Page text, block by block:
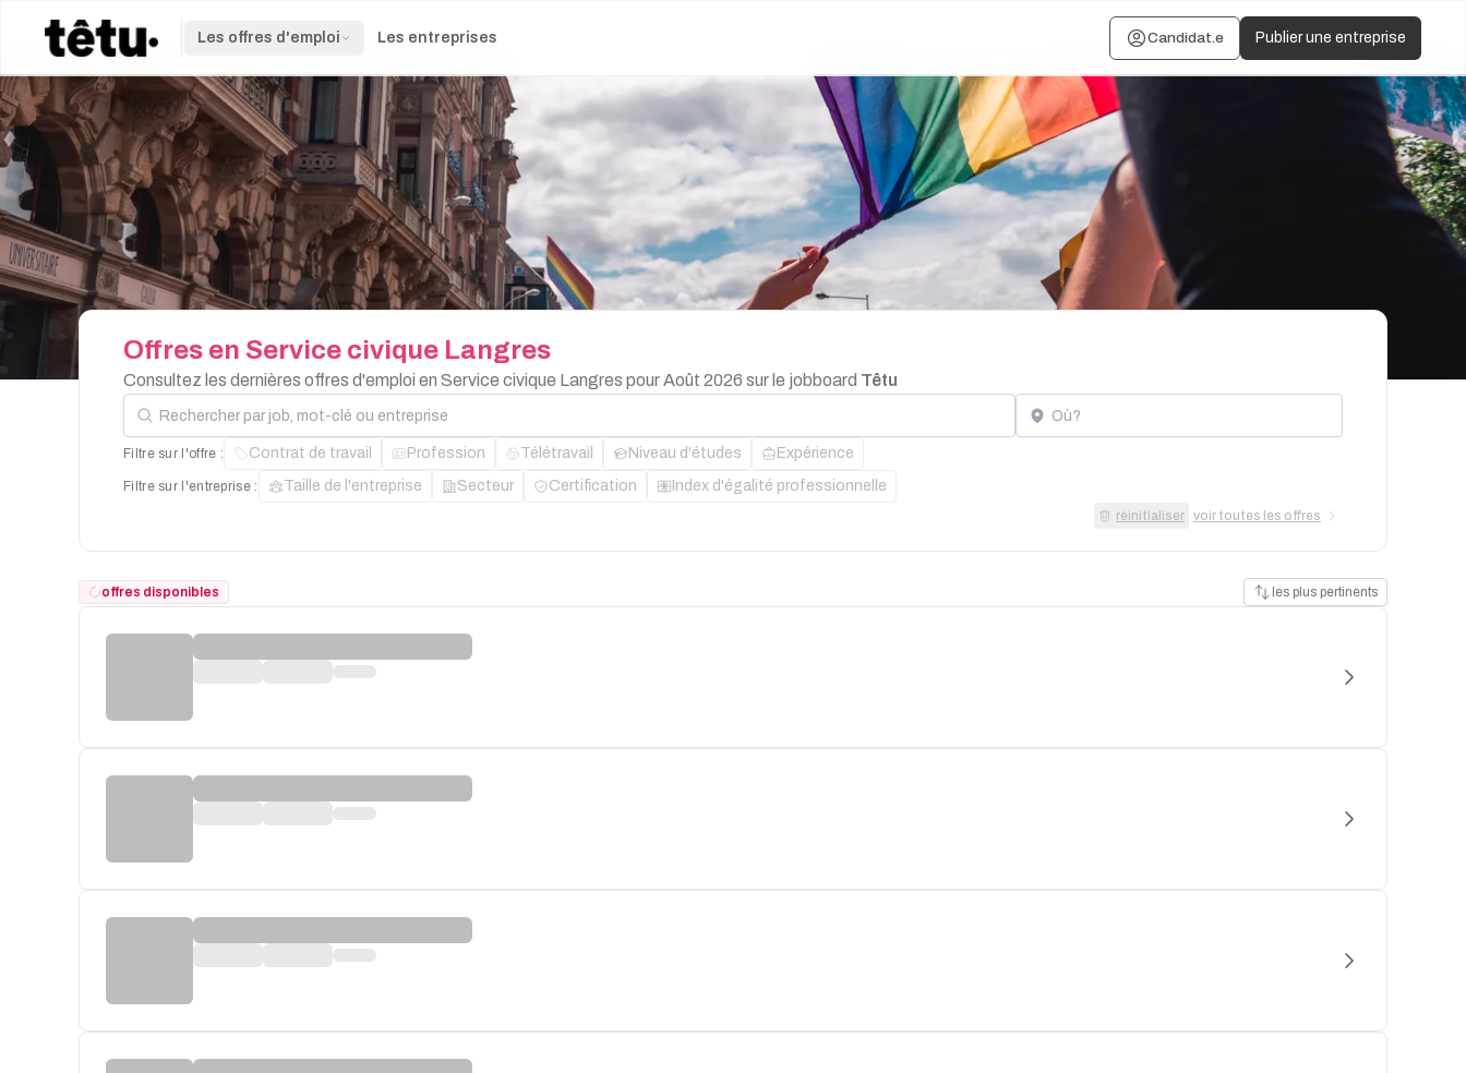
Les offres d'emploi Les entreprises Candidat.e Publier une entreprise
Offres en Service civique Langres
Consultez les dernières offres d'emploi en Service civique Langres pour Août 2026 sur le jobboard Têtu
Rechercher par job, mot-clé ou entreprise Localisation
Filtre sur l'offre : Contrat de travail Profession Télétravail Niveau d'études Expérience
Filtre sur l'entreprise : Taille de l'entreprise Secteur Certification Index d'égalité professionnelle
réinitialiser voir toutes les offres
offres disponibles les plus pertinents